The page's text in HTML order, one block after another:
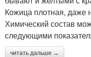
Кожица плотная, даже
Химический состав
следующими
читать дальше →